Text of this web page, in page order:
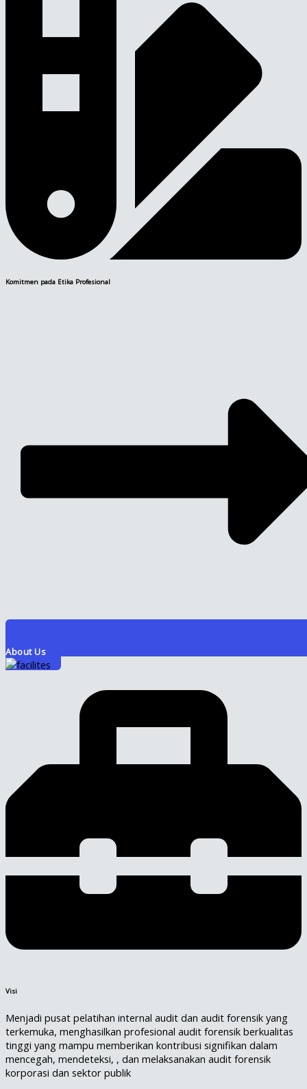
Komitmen pada Etika Profesional
About Us
Visi
Menjadi pusat pelatihan internal audit dan audit forensik yang
terkemuka, menghasilkan profesional audit forensik berkualitas
tinggi yang mampu memberikan kontribusi signifikan dalam
mencegah, mendeteksi, , dan melaksanakan audit forensik
korporasi dan sektor publik